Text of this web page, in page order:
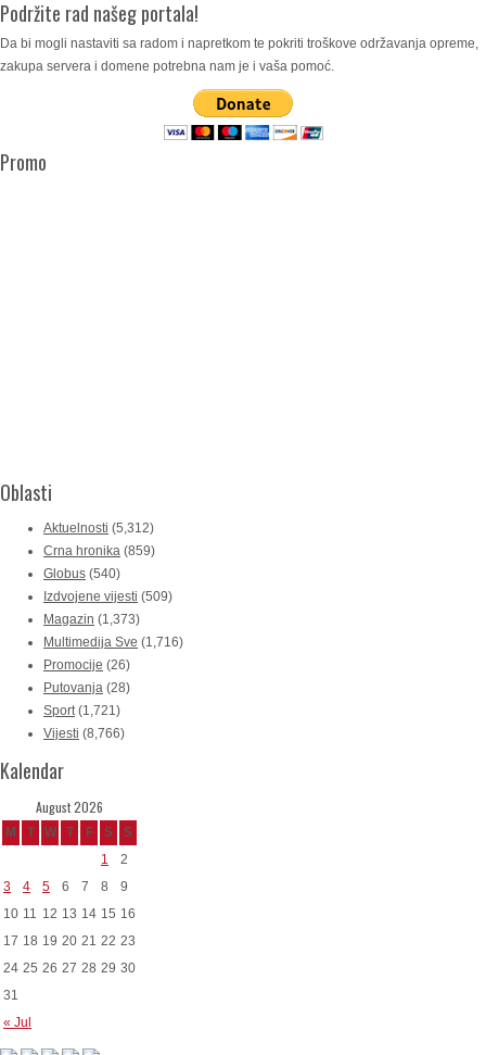
Podržite rad našeg portala!
Da bi mogli nastaviti sa radom i napretkom te pokriti troškove održavanja opreme,
zakupa servera i domene potrebna nam je i vaša pomoć.
Promo
Oblasti
Aktuelnosti (5,312)
Crna hronika (859)
Globus (540)
Izdvojene vijesti (509)
Magazin (1,373)
Multimedija Sve (1,716)
Promocije (26)
Putovanja (28)
Sport(1,721)
Vijesti (8,766)
Kalendar
August 2026
M T W T F S S
« Jul
1
2
3
4 5 6 7 8
9
10 11 12 13 14 15 16
17 18 19 20 21 22 23
24 25 26 27 28 29 30
31